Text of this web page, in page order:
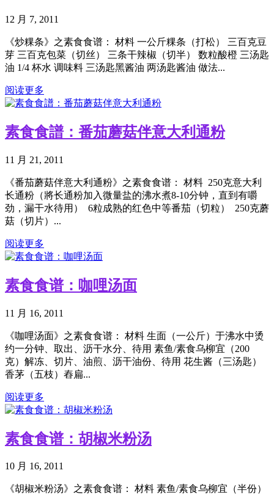
12 月 7, 2011
《炒粿条》之素食食谱： 材料 一公斤粿条（打松） 三百克豆
芽 三百克包菜（切丝） 三条干辣椒（切半） 数粒酸橙 三汤匙
油 1/4 杯水 调味料 三汤匙黑酱油 两汤匙酱油 做法...
阅读更多
素食食譜：番茄蘑菇伴意大利通粉
11 月 21, 2011
《番茄蘑菇伴意大利通粉》之素食食谱： 材料 250克意大利
长通粉（將长通粉加入微量盐的沸水煮8-10分钟，直到有嚼
劲，漏干水待用） 6粒成熟的红色中等番茄（切粒） 250克蘑
菇（切片）...
阅读更多
素食食谱：咖哩汤面
11 月 16, 2011
《咖哩汤面》之素食食谱： 材料 生面（一公斤）于沸水中烫
约一分钟、取出、沥干水分、待用 素鱼/素食乌柳宜（200
克）解冻、切片、油煎、沥干油份、待用 花生酱（三汤匙）
香茅（五枝）舂扁...
阅读更多
素食食谱：胡椒米粉汤
10 月 16, 2011
《胡椒米粉汤》之素食食谱： 材料 素鱼/素食乌柳宜（半份）